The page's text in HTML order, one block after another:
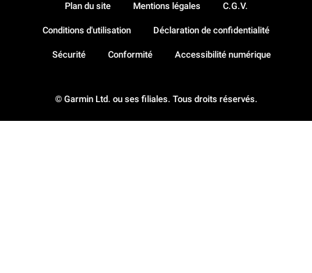
© Garmin Ltd. ou ses filiales. Tous droits réservés.
Plan du site Mentions légales C.G.V.
Conditions d'utilisation Déclaration de confidentialité
Sécurité Conformité Accessibilité numérique